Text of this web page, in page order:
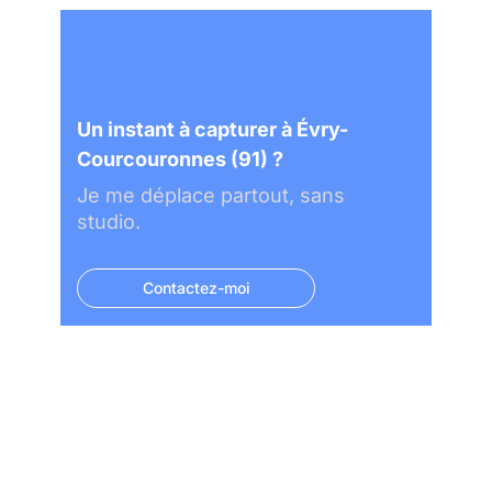
Un instant à capturer à Évry-
Courcouronnes (91) ?
Je me déplace partout, sans
studio.
Contactez-moi